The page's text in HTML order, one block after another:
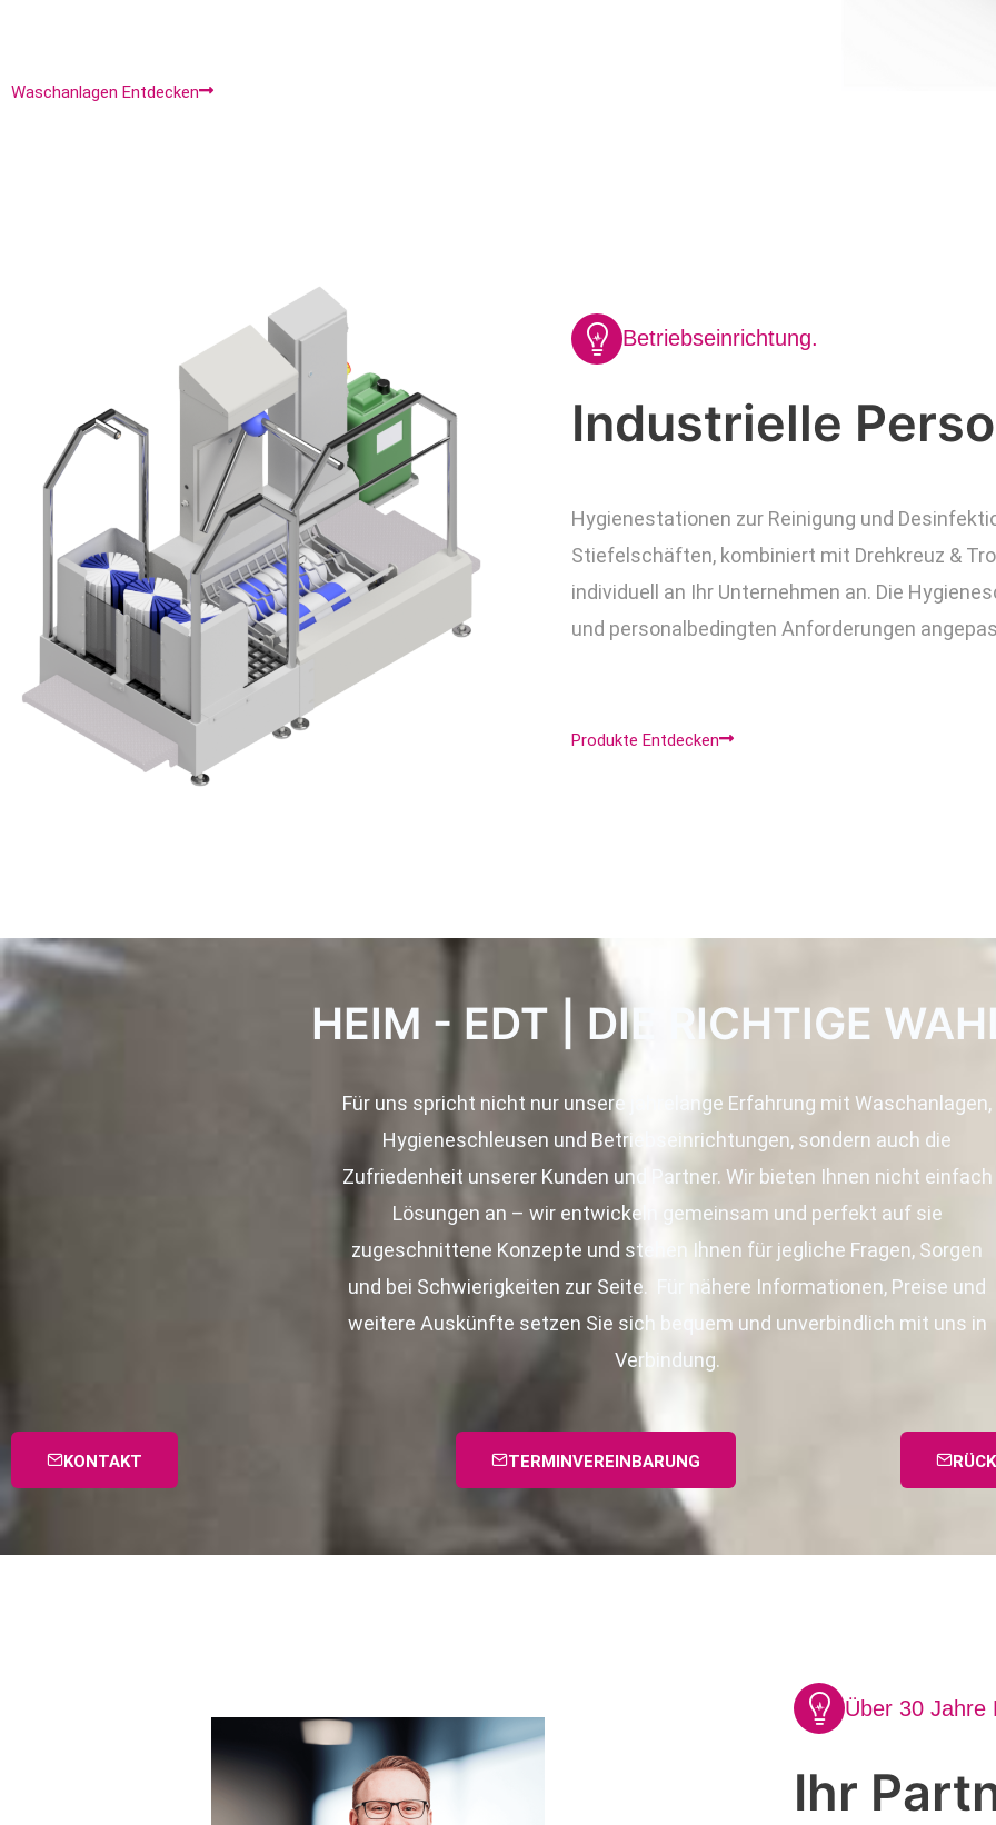
Waschanlagen Entdecken
Betriebseinrichtung.
Industrielle
Hygienestationen zur Reinigung und
Stiefelschäften, kombiniert mit Drehkreuz &
individuell an Ihr Unternehmen an. Die
und personalbedingten Anforderungen
Produkte Entdecken
HEIM - EDT | DIE RICHTIGE
Für uns spricht nicht nur unsere jahrelange Erfahrung mit Waschanlagen,
Hygieneschleusen und Betriebseinrichtungen, sondern auch die
Zufriedenheit unserer Kunden und Partner. Wir bieten Ihnen nicht einfach
Lösungen an – wir entwickeln gemeinsam und perfekt auf sie
zugeschnittene Konzepte und stehen Ihnen für jegliche Fragen, Sorgen
und bei Schwierigkeiten zur Seite. Für nähere Informationen, Preise und
weitere Auskünfte setzen Sie sich bequem und unverbindlich mit uns in
Verbindung.
KONTAKT TERMINVEREINBARUNG
Über 30 Jahre
Ihr